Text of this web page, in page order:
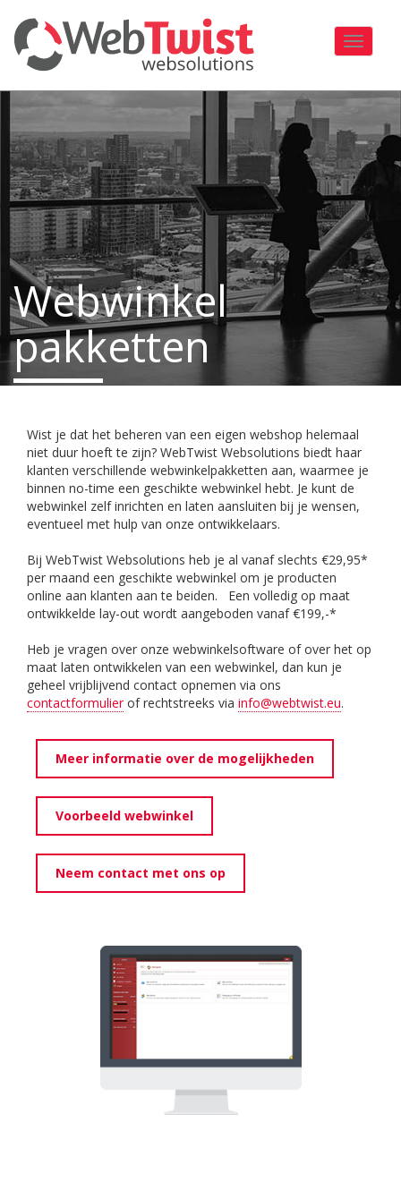
Toggle
Webwinkel
pakketten
Wist je dat het beheren van een eigen webshop helemaal
niet duur hoeft te zijn? WebTwist Websolutions biedt haar
klanten verschillende webwinkelpakketten aan, waarmee je
binnen no-time een geschikte webwinkel hebt. Je kunt de
webwinkel zelf inrichten en laten aansluiten bij je wensen,
eventueel met hulp van onze ontwikkelaars.
Bij WebTwist Websolutions heb je al vanaf slechts €29,95*
per maand een geschikte webwinkel om je producten
online aan klanten aan te beiden. Een volledig op maat
ontwikkelde lay-out wordt aangeboden vanaf €199,-*
Heb je vragen over onze webwinkelsoftware of over het op
maat laten ontwikkelen van een webwinkel, dan kun je
geheel vrijblijvend contact opnemen via ons
contactformulierof rechtstreeks via info@webtwist.eu.
Meer informatie over de mogelijkheden
Voorbeeld webwinkel
Neem contact met ons op